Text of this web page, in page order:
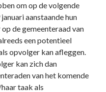
om op de volgende
aanstaande hun
de gemeenteraad van
een potentieel
opvolger kan afleggen.
kan zich dan
van het komende
taak als